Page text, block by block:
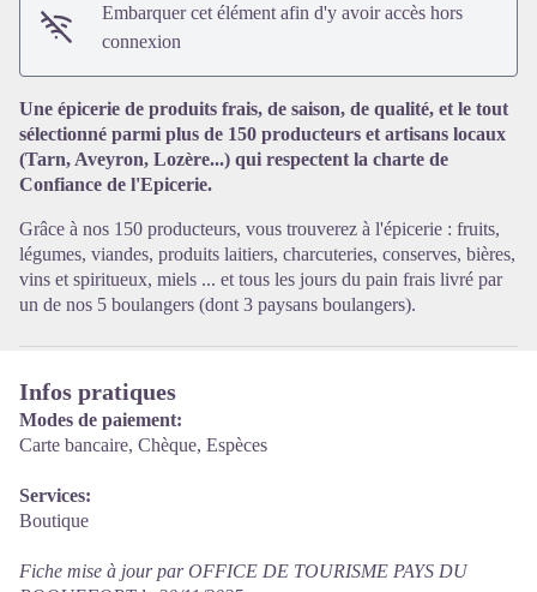
Embarquer cet élément afin d'y avoir accès hors
connexion
Une épicerie de produits frais, de saison, de qualité, et le tout
sélectionné parmi plus de 150 producteurs et artisans locaux
(Tarn, Aveyron, Lozère...) qui respectent la charte de
Confiance de l'Epicerie.
Grâce à nos 150 producteurs, vous trouverez à l'épicerie : fruits,
légumes, viandes, produits laitiers, charcuteries, conserves, bières,
vins et spiritueux, miels ... et tous les jours du pain frais livré par
un de nos 5 boulangers (dont 3 paysans boulangers).
Infos pratiques
Modes de paiement:
Carte bancaire, Chèque, Espèces
Services:
Boutique
Fiche mise à jour par OFFICE DE TOURISME PAYS DU